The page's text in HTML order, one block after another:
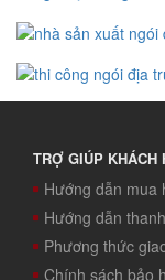
TRỢ GIÚP KHÁCH
Hướng dẫn mua
Hướng dẫn
Phương thức
Chính sách bảo